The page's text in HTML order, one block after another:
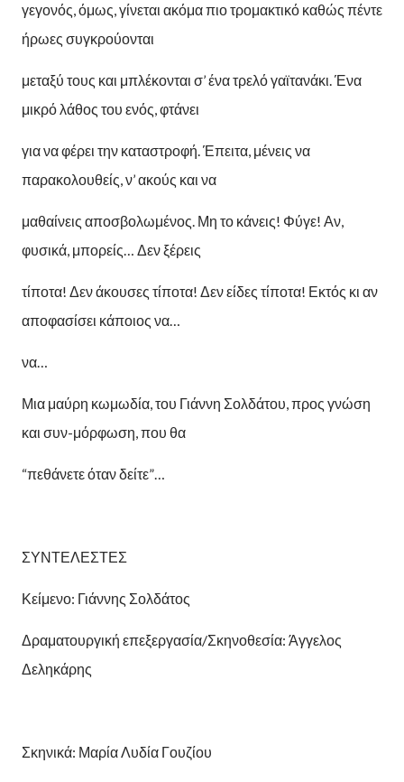
γεγονός, όμως, γίνεται ακόμα πιο τρομακτικό καθώς πέντε
ήρωες συγκρούονται
μεταξύ τους και μπλέκονται σ’ ένα τρελό γαϊτανάκι. Ένα
μικρό λάθος του ενός, φτάνει
για να φέρει την καταστροφή. Έπειτα, μένεις να
παρακολουθείς, ν’ ακούς και να
μαθαίνεις αποσβολωμένος. Μη το κάνεις! Φύγε! Αν,
φυσικά, μπορείς… Δεν ξέρεις
τίποτα! Δεν άκουσες τίποτα! Δεν είδες τίποτα! Εκτός κι αν
αποφασίσει κάποιος να…
να…
Μια μαύρη κωμωδία, του Γιάννη Σολδάτου, προς γνώση
και συν-μόρφωση, που θα
“πεθάνετε όταν δείτε”…
ΣΥΝΤΕΛΕΣΤΕΣ
Κείμενο: Γιάννης Σολδάτος
Δραματουργική επεξεργασία/Σκηνοθεσία: Άγγελος
Δεληκάρης
Σκηνικά: Μαρία Λυδία Γουζίου